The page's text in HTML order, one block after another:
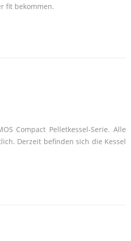
fit bekommen.
Compact Pelletkessel-Serie. Alle
Derzeit befinden sich die Kessel